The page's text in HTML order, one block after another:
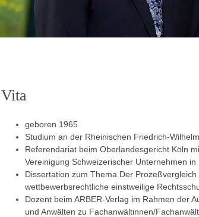
Vita
geboren 1965
Studium an der Rheinischen Friedrich-
Referendariat beim Oberlandesgericht Köln
Vereinigung Schweizerischer Unternehmen in
Dissertation zum Thema Der Prozeßvergleich
wettbewerbsrechtliche einstweilige
Dozent beim ARBER-Verlag im Rahmen der
und Anwälten zu Fachanwältinnen/